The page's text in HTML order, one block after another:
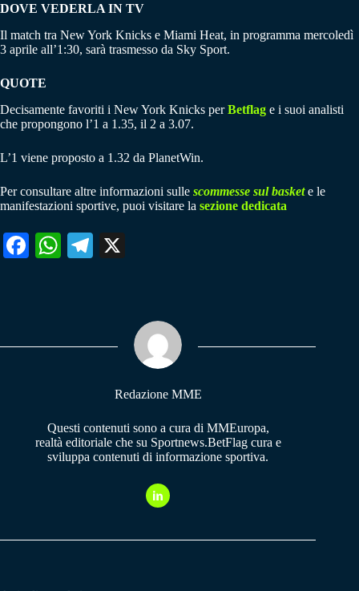
DOVE VEDERLA IN TV
Il match tra New York Knicks e Miami Heat, in programma mercoledì
3 aprile all’1:30, sarà trasmesso da Sky Sport.
QUOTE
Decisamente favoriti i New York Knicks perBetflag e i suoi analisti
che propongono l’1 a 1.35, il 2 a 3.07.
L’1 viene proposto a 1.32 da PlanetWin.
Per consultare altre informazioni sulle scommesse sul baskete le
manifestazioni sportive, puoi visitare la sezione dedicata
Fa W
pp
Te
m
Redazione MME
Questi contenuti sono a cura di MMEuropa,
realtà editoriale che su Sportnews.BetFlag cura e
sviluppa contenuti di informazione sportiva.